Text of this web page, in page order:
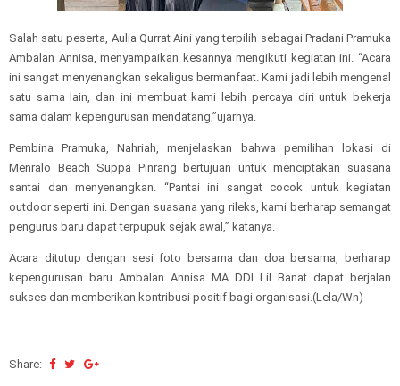
Salah satu peserta, Aulia Qurrat Aini yang terpilih sebagai Pradani Pramuka
Ambalan Annisa, menyampaikan kesannya mengikuti kegiatan ini. “Acara
ini sangat menyenangkan sekaligus bermanfaat. Kami jadi lebih mengenal
satu sama lain, dan ini membuat kami lebih percaya diri untuk bekerja
sama dalam kepengurusan mendatang,”ujarnya.
Pembina Pramuka, Nahriah, menjelaskan bahwa pemilihan lokasi di
Menralo Beach Suppa Pinrang bertujuan untuk menciptakan suasana
santai dan menyenangkan. “Pantai ini sangat cocok untuk kegiatan
outdoor seperti ini. Dengan suasana yang rileks, kami berharap semangat
pengurus baru dapat terpupuk sejak awal,” katanya.
Acara ditutup dengan sesi foto bersama dan doa bersama, berharap
kepengurusan baru Ambalan Annisa MA DDI Lil Banat dapat berjalan
sukses dan memberikan kontribusi positif bagi organisasi.(Lela/Wn)
Share: